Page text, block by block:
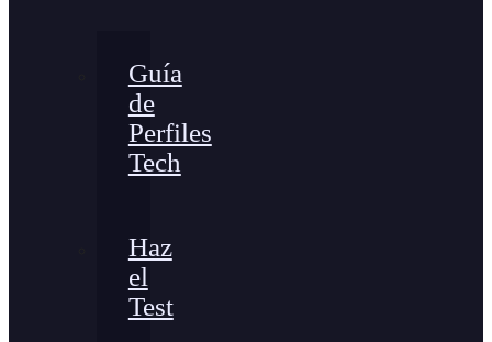
Guía
de
Perfiles
Tech
Haz
el
Test